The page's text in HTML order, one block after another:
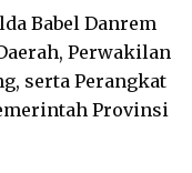
Babel Danrem
Perwakilan
serta Perangkat
Provinsi